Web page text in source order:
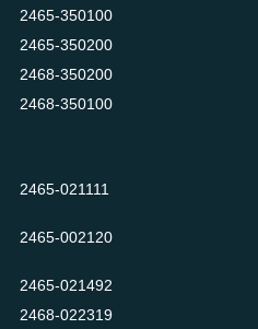
2465-350100
2465-350200
2468-350200
2468-350100
2465-021111
2465-002120
2465-021492
2468-022319